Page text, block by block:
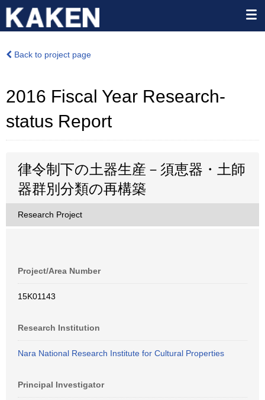
Back to project page
2016 Fiscal Year Research-
status Report
律令制下の土器生産－須恵器・土師
器群別分類の再構築
Research Project
Project/Area Number
15K01143
Research Institution
Nara National Research Institute for Cultural Properties
Principal Investigator